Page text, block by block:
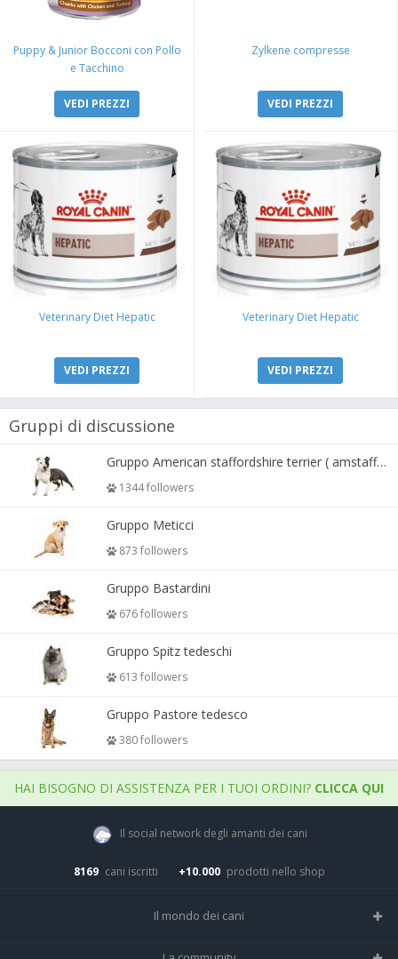
Puppy & Junior Bocconi con Pollo
e Tacchino
VEDI PREZZI
Zylkene compresse
VEDI PREZZI
Veterinary Diet Hepatic
VEDI PREZZI
Veterinary Diet Hepatic
VEDI PREZZI
Gruppi di discussione
Gruppo American staffordshire terrier ( amstaff, amastaff )
1344 followers
Gruppo Meticci
873 followers
Gruppo Bastardini
676 followers
Gruppo Spitz tedeschi
613 followers
Gruppo Pastore tedesco
380 followers
HAI BISOGNO DI ASSISTENZA PER I TUOI ORDINI? CLICCA QUI
Il social network degli amanti dei cani
8169 cani iscritti +10.000 prodotti nello shop
Il mondo dei cani
Tutte le razze